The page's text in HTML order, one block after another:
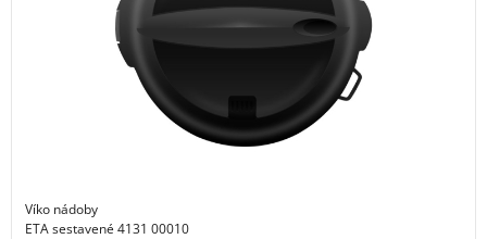
Víko nádoby
ETA sestavené 4131 00010